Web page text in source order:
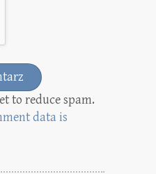
to reduce spam.
data is